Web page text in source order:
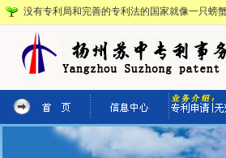
没有专利局和完善的专利法的国家就像一只螃